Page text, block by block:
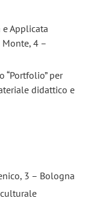
Applicata
Monte, 4 –
per
didattico e
3 – Bologna